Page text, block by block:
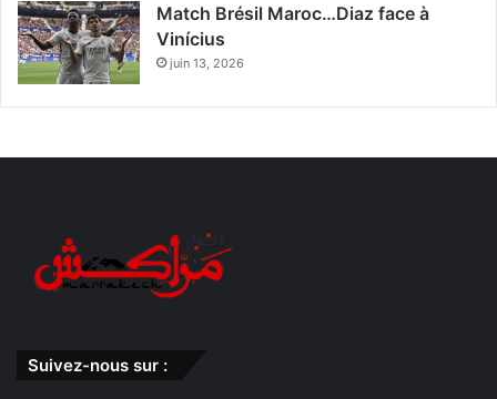
Match Brésil Maroc…Diaz face à
Vinícius
juin 13, 2026
Suivez-nous sur :